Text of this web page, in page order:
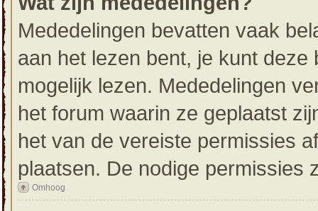
Mededelingen bevatten vaak
aan het lezen bent, je kunt
mogelijk lezen. Mededelingen
het forum waarin ze geplaatst
het van de vereiste permissies
plaatsen. De nodige permissies
Omhoog